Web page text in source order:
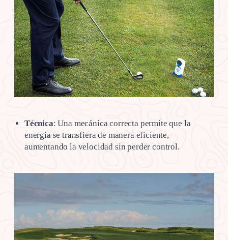
Técnica: Una mecánica correcta permite que la
energía se transfiera de manera eficiente,
aumentando la velocidad sin perder control.